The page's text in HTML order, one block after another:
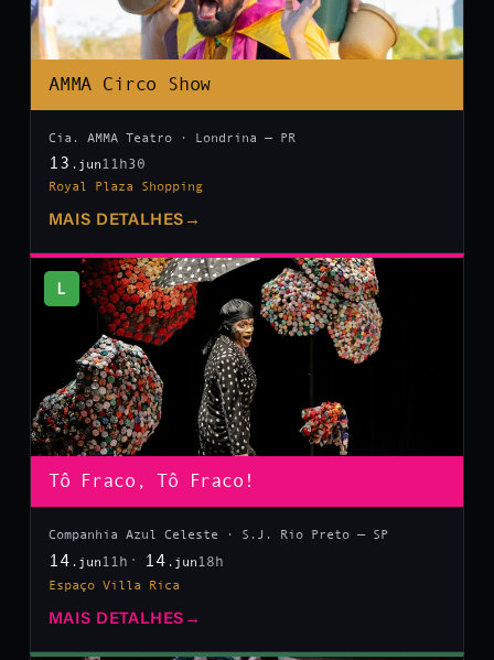
AMMA Circo Show
Cia. AMMA Teatro · Londrina — PR
13 .jun 11h30
Royal Plaza Shopping
MAIS DETALHES →
L
Tô Fraco, Tô Fraco!
Companhia Azul Celeste · S.J. Rio Preto — SP
14 .jun 11h 14 .jun 18h
Espaço Villa Rica
MAIS DETALHES →